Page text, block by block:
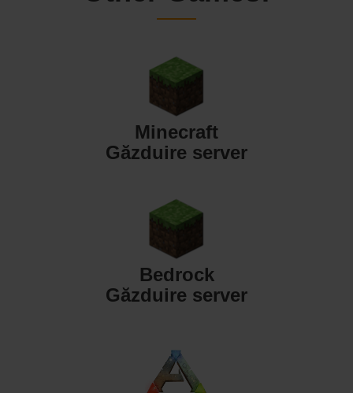
Minecraft
Găzduire server
Bedrock
Găzduire server